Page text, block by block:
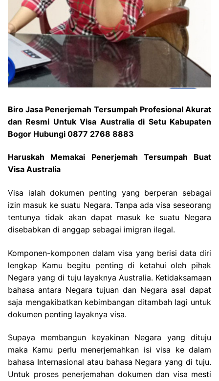
Biro Jasa Penerjemah Tersumpah Profesional Akurat
dan Resmi Untuk Visa Australia di Setu Kabupaten
Bogor Hubungi 0877 2768 8883
Haruskah Memakai Penerjemah Tersumpah Buat
Visa Australia
Visa ialah dokumen penting yang berperan sebagai
izin masuk ke suatu Negara. Tanpa ada visa seseorang
tentunya tidak akan dapat masuk ke suatu Negara
disebabkan di anggap sebagai imigran ilegal.
Komponen-komponen dalam visa yang berisi data diri
lengkap Kamu begitu penting di ketahui oleh pihak
Negara yang di tuju layaknya Australia. Ketidaksamaan
bahasa antara Negara tujuan dan Negara asal dapat
saja mengakibatkan kebimbangan ditambah lagi untuk
dokumen penting layaknya visa.
Supaya membangun keyakinan Negara yang dituju
maka Kamu perlu menerjemahkan isi visa ke dalam
bahasa Internasional atau bahasa Negara yang di tuju.
Untuk proses penerjemahan dokumen dan visa mesti